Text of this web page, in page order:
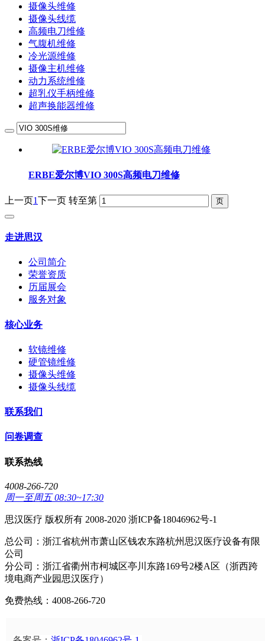
摄像头维修
摄像头线缆
高频电刀维修
气腹机维修
冷光源维修
摄像主机维修
动力系统维修
超乳仪手柄维修
超声换能器维修
ERBE爱尔博VIO 300S高频电刀维修
上一页1下一页 转至第
走进思汉
公司简介
荣誉资质
历届展会
服务对象
核心业务
软镜维修
硬管镜维修
摄像头维修
摄像头线缆
联系我们
问卷调查
联系热线
4008-266-720
周一至周五 08:30~17:30
思汉医疗 版权所有 2008-2020 浙ICP备18046962号-1
总公司：浙江省杭州市萧山区钱农东路杭州思汉医疗设备有限
公司
分公司：浙江省衢州市柯城区亭川东路169号2楼A区（浙西跨
境电商产业园思汉医疗）
免费热线：4008-266-720